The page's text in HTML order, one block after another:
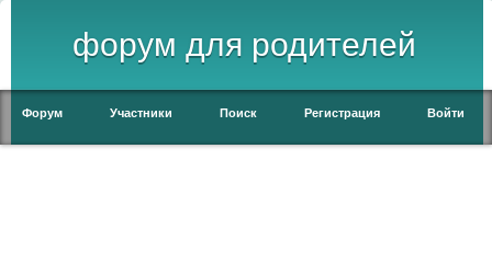
форум для родителей
Форум Участники Поиск Регистрация Войти